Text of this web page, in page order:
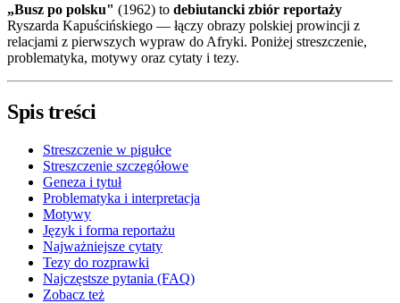
„Busz po polsku" (1962) to debiutancki zbiór reportaży
Ryszarda Kapuścińskiego — łączy obrazy polskiej prowincji z
relacjami z pierwszych wypraw do Afryki. Poniżej streszczenie,
problematyka, motywy oraz cytaty i tezy.
Spis treści
Streszczenie w pigułce
Streszczenie szczegółowe
Geneza i tytuł
Problematyka i interpretacja
Motywy
Język i forma reportażu
Najważniejsze cytaty
Tezy do rozprawki
Najczęstsze pytania (FAQ)
Zobacz też